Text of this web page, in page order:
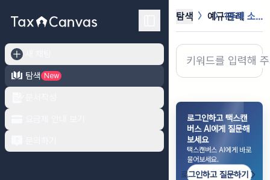
탐색
New
탐색 예규·판례 1주택 소유한 동일세대원끼리 소유권이...
로그인하고 택스캔
버스 AI에게 질문해
보세요
택스캔버스 AI에게 바로
물어보세요.
로그인하고 질문하기